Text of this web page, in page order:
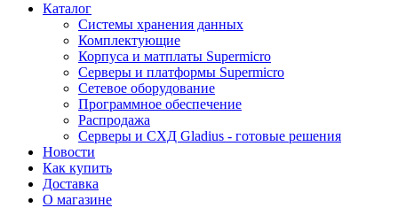
Каталог
Системы хранения данных
Комплектующие
Корпуса и матплаты Supermicro
Серверы и платформы Supermicro
Сетевое оборудование
Программное обеспечение
Распродажа
Серверы и СХД Gladius - готовые решения
Новости
Как купить
Доставка
О магазине